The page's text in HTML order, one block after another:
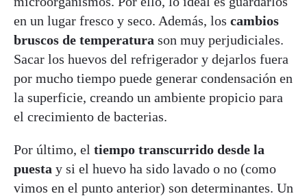
en un lugar fresco y seco. Además, los cambios
bruscos de temperatura son muy perjudiciales.
Sacar los huevos del refrigerador y dejarlos fuera
por mucho tiempo puede generar condensación en
la superficie, creando un ambiente propicio para
el crecimiento de bacterias.
Por último, el tiempo transcurrido desde la
puesta y si el huevo ha sido lavado o no (como
vimos en el punto anterior) son determinantes. Un